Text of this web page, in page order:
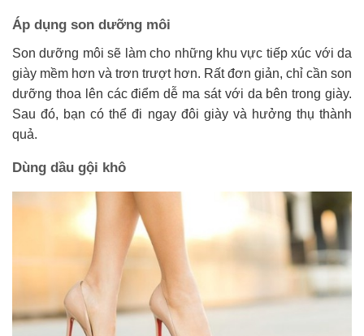
Áp dụng son dưỡng môi
Son dưỡng môi sẽ làm cho những khu vực tiếp xúc với da
giày mềm hơn và trơn trượt hơn. Rất đơn giản, chỉ cần son
dưỡng thoa lên các điểm dễ ma sát với da bên trong giày.
Sau đó, bạn có thể đi ngay đôi giày và hưởng thụ thành
quả.
Dùng dầu gội khô